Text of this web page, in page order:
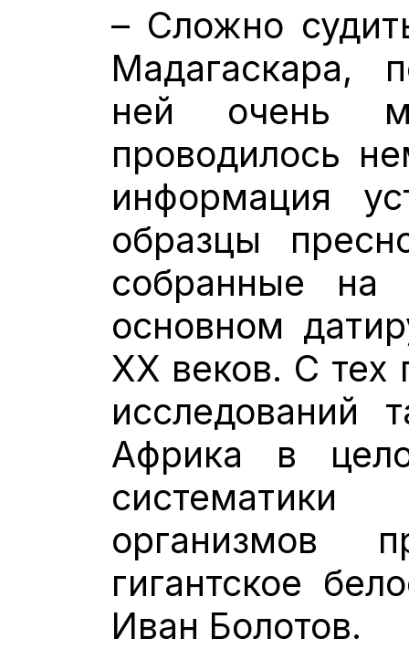
– Сложно
Мадагаскара,
ней очень
проводилось
информация
образцы
собранные
основном
XX веков. С тех
исследований
Африка в
организмов
гигантское
Иван Болотов.